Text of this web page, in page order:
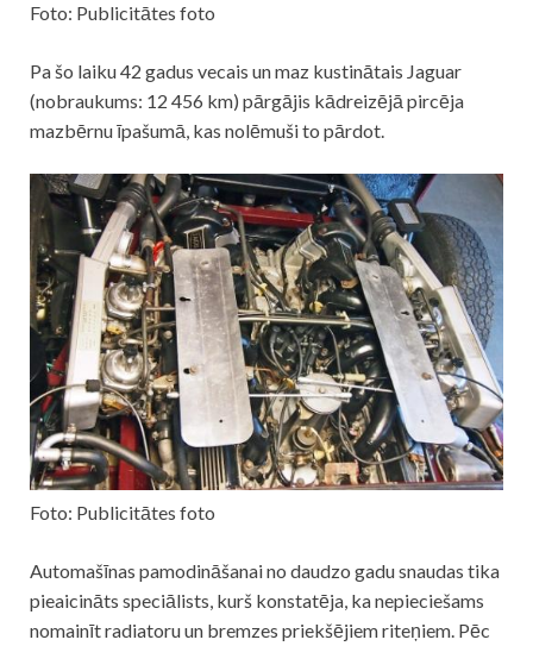
Foto: Publicitātes foto
Pa šo laiku 42 gadus vecais un maz kustinātais Jaguar
(nobraukums: 12 456 km) pārgājis kādreizējā pircēja
mazbērnu īpašumā, kas nolēmuši to pārdot.
Foto: Publicitātes foto
Automašīnas pamodināšanai no daudzo gadu snaudas tika
pieaicināts speciālists, kurš konstatēja, ka nepieciešams
nomainīt radiatoru un bremzes priekšējiem riteņiem. Pēc